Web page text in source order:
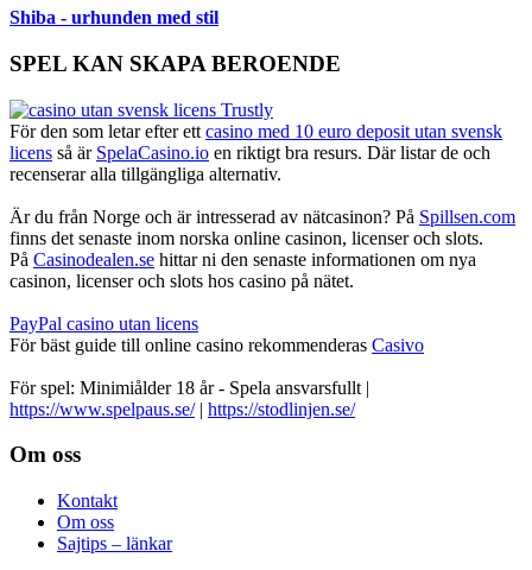
Shiba - urhunden med stil
SPEL KAN SKAPA BEROENDE
För den som letar efter ett casino med 10 euro deposit utan svensk
licens så är SpelaCasino.io en riktigt bra resurs. Där listar de och
recenserar alla tillgängliga alternativ.
Är du från Norge och är intresserad av nätcasinon? På Spillsen.com
finns det senaste inom norska online casinon, licenser och slots.
På Casinodealen.se hittar ni den senaste informationen om nya
casinon, licenser och slots hos casino på nätet.
PayPal casino utan licens
För bäst guide till online casino rekommenderas Casivo
För spel: Minimiålder 18 år - Spela ansvarsfullt |
https://www.spelpaus.se/| https://stodlinjen.se/
Footer
Om oss
Kontakt
Om oss
Sajtips – länkar